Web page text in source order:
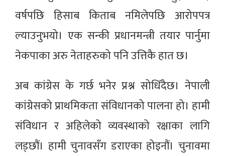
वर्षपछि हिसाब किताब नमिलेपछि आरोपपत्र
ल्याउनुभयो। एक सन्की प्रधानमन्त्री तयार पार्नुमा
नेकपाका अरु नेताहरुको पनि उत्तिकै हात छ।
अब कांग्रेस के गर्छ भनेर प्रश्न सोधिँदैछ। नेपाली
कांग्रेसको प्राथमिकता संविधानको पालना हो। हामी
संविधान र अहिलेको व्यवस्थाको रक्षाका लागि
लड्छौं। हामी चुनावसँग डराएका होइनौं। चुनावमा